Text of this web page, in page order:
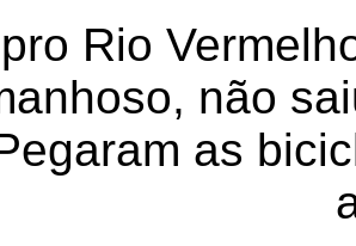
Rio
não
as